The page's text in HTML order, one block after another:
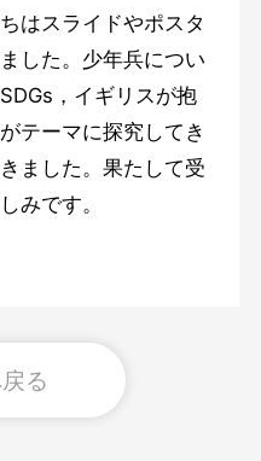
はスライドやポスタ
した。少年兵につい
，イギリスが抱
テーマに探究してき
ました。果たして受
みです。
る